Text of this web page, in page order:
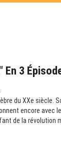
3
du XXe siècle.
encore avec
de la révolution